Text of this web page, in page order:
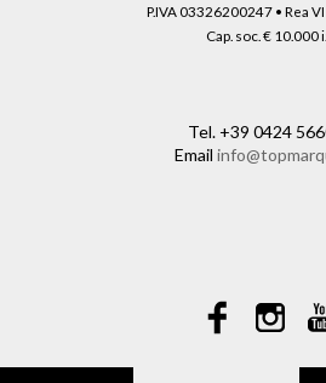
P.IVA 03326200247 • Rea
Cap. soc. € 10.000
Tel. +39 0424
Email